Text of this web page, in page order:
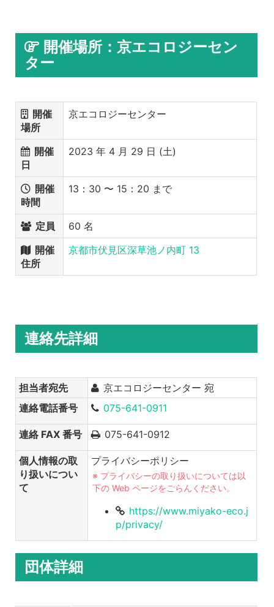
開催場所：京エコロジーセン
ター
開催
場所
京エコロジーセンター
開催
日
2023 年 4 月 29 日 (土)
開催
時間
13：30 〜 15：20 まで
定員
60 名
開催
住所
京都市伏見区深草池ノ内町 13
連絡先詳細
担当者宛先
京エコロジーセンター 宛
連絡電話番号
075-641-0911
連絡 FAX 番号 075-641-0912
個人情報の取
り扱いについ
て
プライバシーポリシー
※ プライバシーの取り扱いについては以
下の Web ページをごらんください。
https://www.miyako-eco.j
p/privacy/
団体詳細